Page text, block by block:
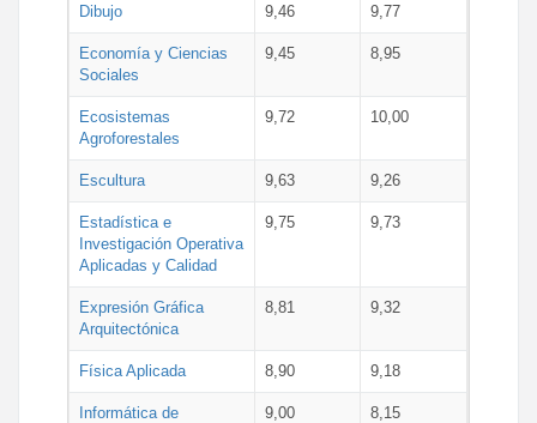
Dibujo 9,46 9,77
Economía y Ciencias
Sociales
9,45 8,95
Ecosistemas
Agroforestales
9,72 10,00
Escultura 9,63 9,26
Estadística e
Investigación Operativa
Aplicadas y Calidad
9,75 9,73
Expresión Gráfica
Arquitectónica
8,81 9,32
Física Aplicada 8,90 9,18
Informática de
9,00 8,15